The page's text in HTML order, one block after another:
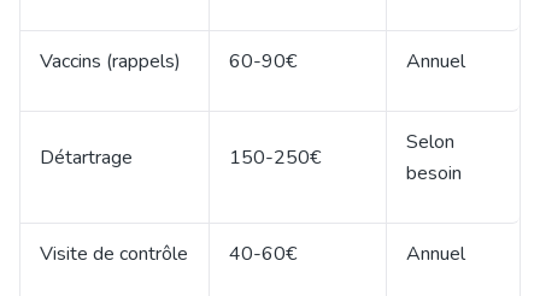
Vaccins (rappels) 60-90€ Annuel
Détartrage 150-250€
Selon
besoin
Visite de contrôle 40-60€ Annuel